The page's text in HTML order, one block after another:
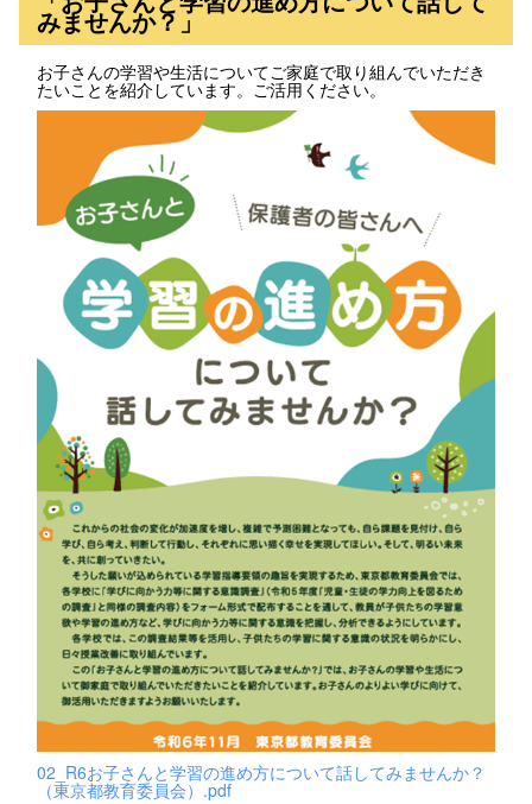
みませんか？」
お子さんの学習や生活についてご家庭で取り組んでいただき
たいことを紹介しています。ご活用ください。
02_R6お子さんと学習の進め方について話してみませんか？
（東京都教育委員会）.pdf